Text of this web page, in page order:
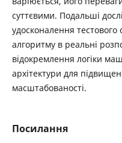
суттєвими. Подальші
удосконалення
алгоритму в реальні
відокремлення логіки
архітектури для
масштабованості.
Посилання